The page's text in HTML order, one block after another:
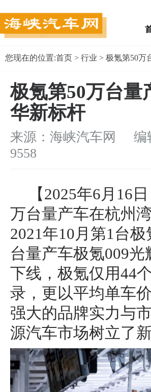
您现在的位置:首页 > 行业 > 极氪第50万
极氪第50万台量
华新标杆
来源：海峡汽车网 编
9558
【2025年6月16
万台量产车在杭州
2021年10月第1台
台量产车极氪009
下线，极氪仅用44
录，更以平均单车
强大的品牌实力与
源汽车市场树立了新